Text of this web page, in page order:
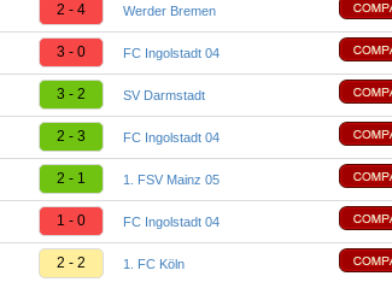
2 - 4 Werder Bremen
3 - 0 FC Ingolstadt 04
3 - 2 SV Darmstadt
2 - 3 FC Ingolstadt 04
2 - 1 1. FSV Mainz 05
1 - 0 FC Ingolstadt 04
2 - 2 1. FC Köln